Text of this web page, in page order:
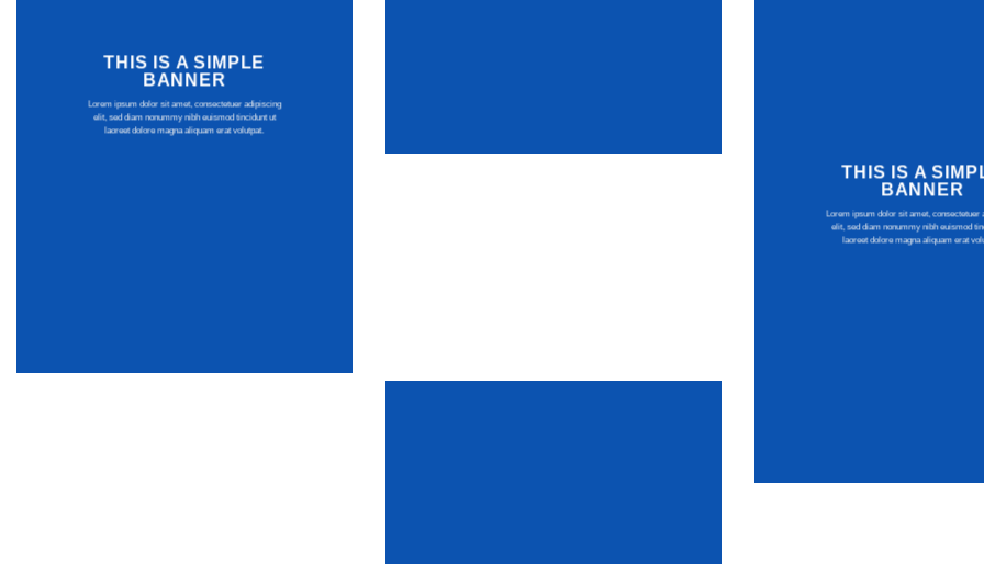
THIS IS A SIMPLE
BANNER
Lorem ipsum dolor sit amet, consectetuer adipiscing
elit, sed diam nonummy nibh euismod tincidunt ut
laoreet dolore magna aliquam erat volutpat.
THIS IS A
BANNER
Lorem ipsum dolor sit amet, consectetuer
elit, sed diam nonummy nibh euismod
laoreet dolore magna aliquam erat